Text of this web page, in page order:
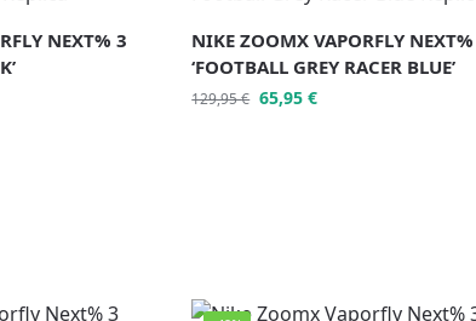
NEXT% 3
NIKE ZOOMX VAPORFLY
‘FOOTBALL GREY RACER BLUE’
129,95€ 65,95€